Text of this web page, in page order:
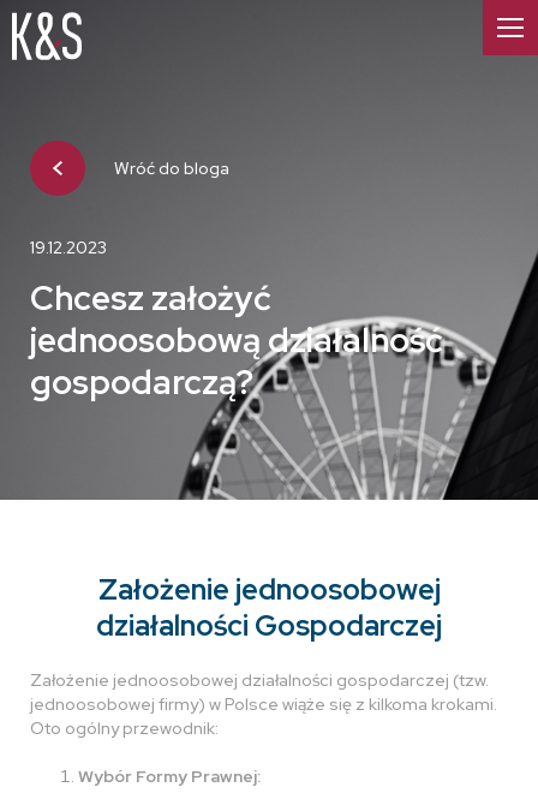
Wróć do bloga
19.12.2023
Chcesz założyć
jednoosobową działalność
gospodarczą?
Założenie jednoosobowej
działalności Gospodarczej
Założenie jednoosobowej działalności gospodarczej (tzw.
jednoosobowej firmy) w Polsce wiąże się z kilkoma krokami.
Oto ogólny przewodnik:
Wybór Formy Prawnej: